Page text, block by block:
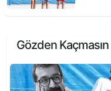
Gözden Kaçmasın